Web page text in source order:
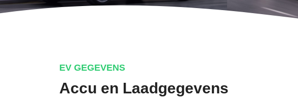
EV GEGEVENS
Accu en Laadgegevens